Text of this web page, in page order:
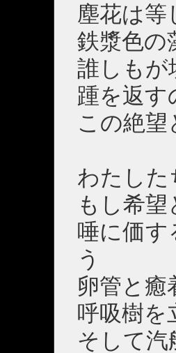
塵花は等
鉄漿色の
誰しもが
踵を返す
この絶望
わたした
もし希
唾に価
う
卵管と癒
呼吸樹を
そして汽